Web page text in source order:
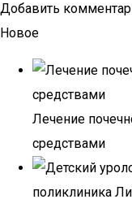
Добавить
Новое
Лечение
средствами